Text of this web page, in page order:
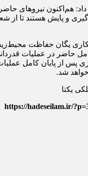
داد: هم‌اکنون نیروهای
و پایش هستند تا از
یگان حفاظت
حاضر در عملیات
پس از پایان کامل
شد.
یکتا
https://hadeseilam.ir/